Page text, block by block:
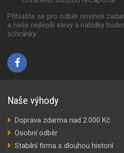
Přihlašte se pro odběr novinek
a naše nejlepší slevy a nabídky
schránky.
Naše výhody
Doprava zdarma nad 2.000 Kč
Osobní odběr
Stabilní firma s dlouhou historií